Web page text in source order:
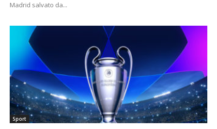
Madrid salvato da...
Sport